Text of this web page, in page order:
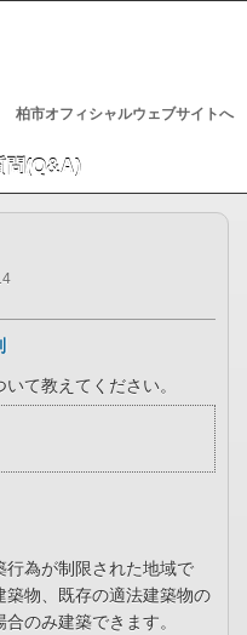
柏市オフィシャルウェブサイトへ
て教えてください。
為が制限された地域で
物、既存の適法建築物の
のみ建築できます。